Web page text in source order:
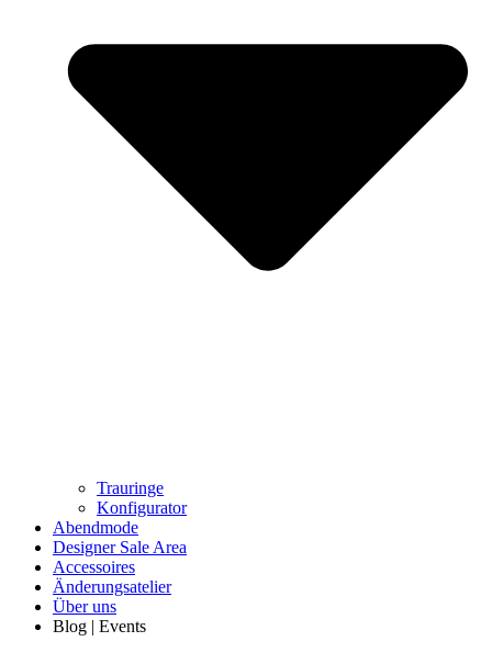
Trauringe
Konfigurator
Abendmode
Designer Sale Area
Accessoires
Änderungsatelier
Über uns
Blog | Events